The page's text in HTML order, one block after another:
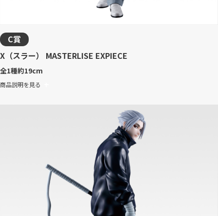
C賞
X（スラー） MASTERLISE EXPIECE
全1種約19cm
商品説明を見る